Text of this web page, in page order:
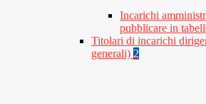
Incarichi
pubblicare in
Titolari di incarichi
generali) 2